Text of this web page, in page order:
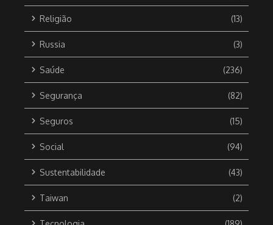
Religião (13)
Russia (3)
Saúde (236)
Segurança (82)
Seguros (15)
Social (94)
Sustentabilidade (43)
Taiwan (2)